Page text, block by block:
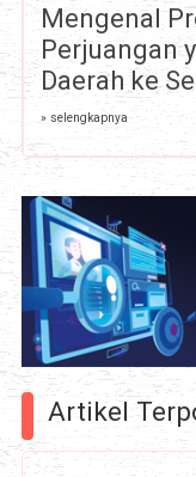
Mengenal
Perjuangan
Daerah ke
» selengkapnya
Artikel